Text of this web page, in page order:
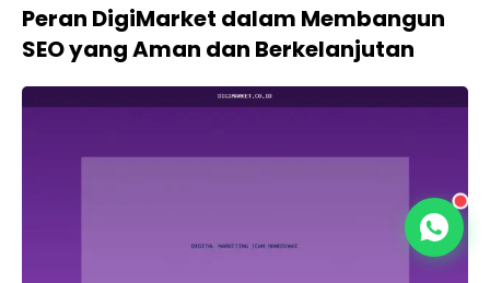
Peran DigiMarket dalam Membangun
SEO yang Aman dan Berkelanjutan